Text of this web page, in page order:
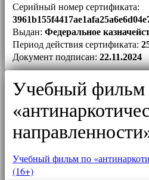
Серийный номер сертификата:
Выдан: Федеральное
Период действия сертификата:
Документ подписан: 22.11.2024
Учебный фильм
Учебный фильм по
(16+)